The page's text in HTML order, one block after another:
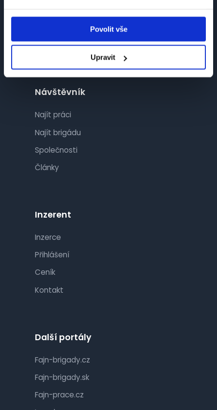
Povolit vše
Upravit
Návštěvník
Najít práci
Najít brigádu
Společnosti
Články
Inzerent
Inzerce
Přihlášení
Ceník
Kontakt
Další portály
Fajn-brigady.cz
Fajn-brigady.sk
Fajn-prace.cz